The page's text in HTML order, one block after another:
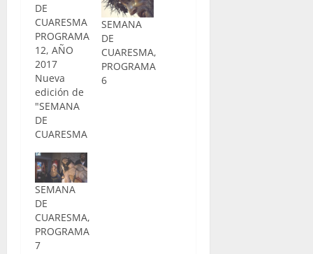
DE
CUARESMA
PROGRAMA
12, AÑO
2017
Nueva
edición de
"SEMANA
DE
CUARESMA"
desde la
Casa de
Hermandad
de la
Clemencia
donde
hablamos
SEMANA
DE
CUARESMA,
PROGRAMA
6
SEMANA
DE
CUARESMA,
PROGRAMA
7